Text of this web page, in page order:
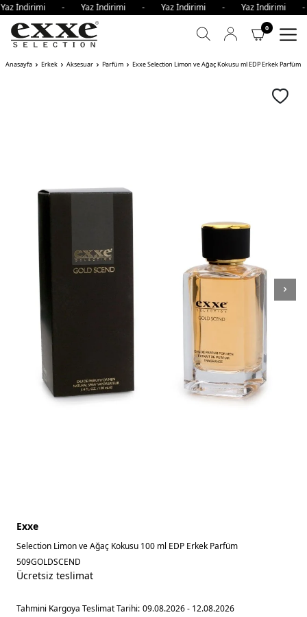
İndirimi - Yaz İndirimi - Yaz İndirimi - Yaz
0
Anasayfa Erkek Aksesuar Parfüm Exxe Selection Limon ve Ağaç Kokusu ml EDP Erkek Parfüm
Exxe
Selection Limon ve Ağaç Kokusu 100 ml EDP Erkek Parfüm
509GOLDSCEND
Ücretsiz teslimat
Tahmini Kargoya Teslimat Tarihi: 09.08.2026 - 12.08.2026